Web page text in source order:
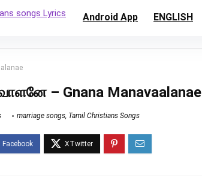
Android App ENGLISH
– Gnana Manavaalanae
marriage songs, Tamil Christians Songs